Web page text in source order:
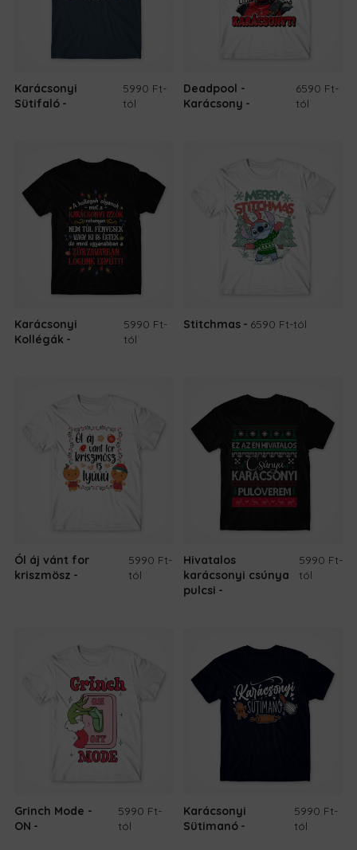
Karácsonyi
Sütifaló
5990 Ft-
tól
Deadpool -
Karácsony
6590 Ft-
tól
Karácsonyi
Kollégák
5990 Ft-
tól
Stitchmas 6590 Ft-tól
Ól áj vánt for
kriszmösz
5990 Ft-
tól
Hivatalos
karácsonyi csúnya
pulcsi
5990 Ft-
tól
Grinch Mode -
ON
5990 Ft-
tól
Karácsonyi
Sütimanó
5990 Ft-
tól